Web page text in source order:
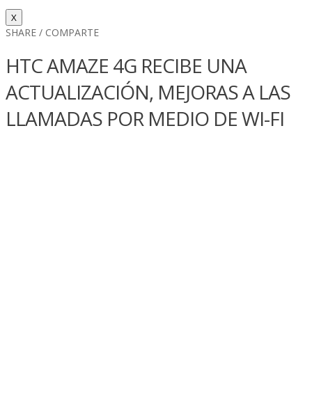
X
SHARE / COMPARTE
HTC AMAZE 4G RECIBE UNA
ACTUALIZACIÓN, MEJORAS A LAS
LLAMADAS POR MEDIO DE WI-FI